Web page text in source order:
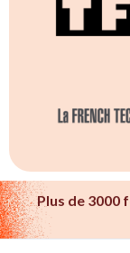
Plus de 3000